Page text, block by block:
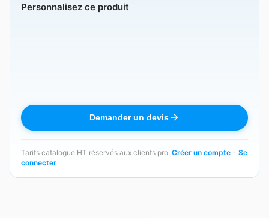
Personnalisez ce produit
Demander un devis
Tarifs catalogue HT réservés aux clients pro. Créer un compte · Se
connecter